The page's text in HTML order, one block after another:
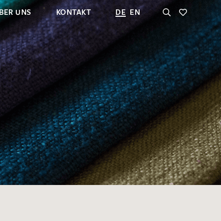
UNS KONTAKT DE EN